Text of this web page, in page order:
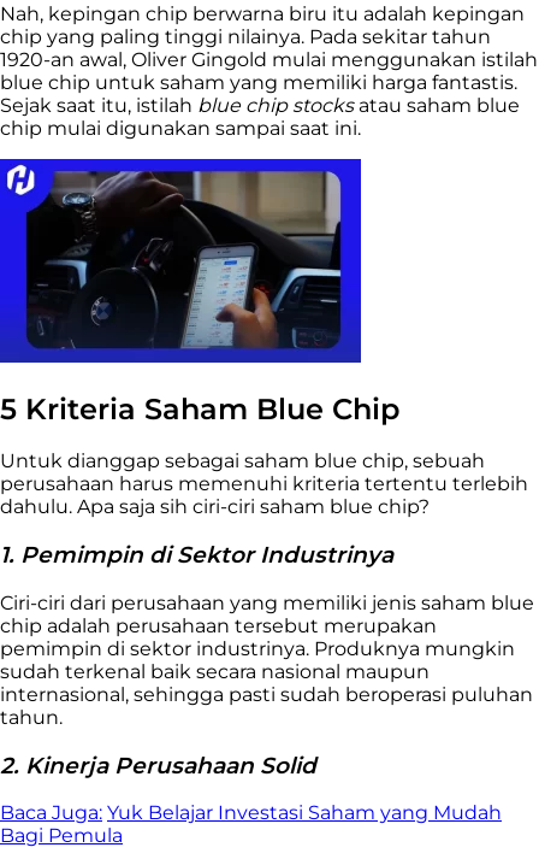
Nah, kepingan chip berwarna biru itu adalah kepingan
chip yang paling tinggi nilainya. Pada sekitar tahun
1920-an awal, Oliver Gingold mulai menggunakan istilah
blue chip untuk saham yang memiliki harga fantastis.
Sejak saat itu, istilah blue chip stocksatau saham blue
chip mulai digunakan sampai saat ini.
5 Kriteria Saham Blue Chip
Untuk dianggap sebagai saham blue chip, sebuah
perusahaan harus memenuhi kriteria tertentu terlebih
dahulu. Apa saja sih ciri-ciri saham blue chip?
1. Pemimpin di Sektor Industrinya
Ciri-ciri dari perusahaan yang memiliki jenis saham blue
chip adalah perusahaan tersebut merupakan
pemimpin di sektor industrinya. Produknya mungkin
sudah terkenal baik secara nasional maupun
internasional, sehingga pasti sudah beroperasi puluhan
tahun.
2. Kinerja Perusahaan Solid
Baca Juga: Yuk Belajar Investasi Saham yang Mudah
Bagi Pemula